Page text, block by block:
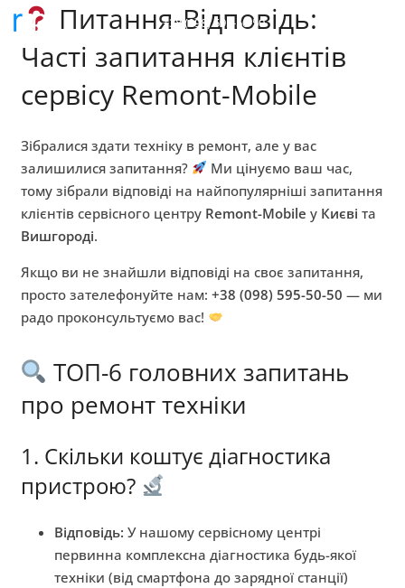
+38 (098) 595-50-50
Питання-Відповідь:
Часті запитання клієнтів
сервісу Remont-Mobile
Зібралися здати техніку в ремонт, але у вас
залишилися запитання?
Ми цінуємо ваш час,
тому зібрали відповіді на найпопулярніші запитання
клієнтів сервісного центру Remont-Mobile у Києві та
Вишгороді.
Якщо ви не знайшли відповіді на своє запитання,
просто зателефонуйте нам: +38 (098) 595-50-50 — ми
радо проконсультуємо вас!
ТОП-6 головних запитань
про ремонт техніки
1. Скільки коштує діагностика
пристрою?
Відповідь: У нашому сервісному центрі
первинна комплексна діагностика будь-якої
техніки (від смартфона до зарядної станції)